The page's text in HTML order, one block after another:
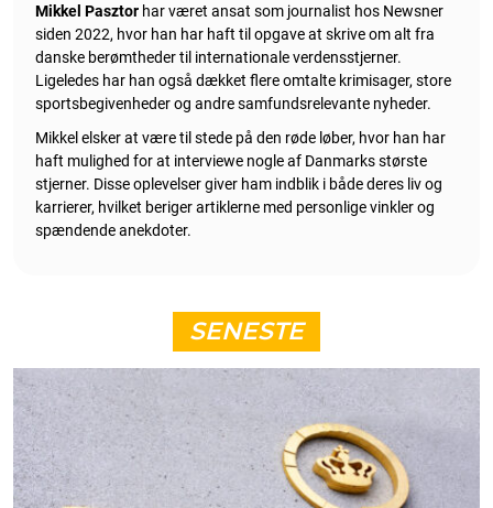
Mikkel Pasztor har været ansat som journalist hos Newsner
siden 2022, hvor han har haft til opgave at skrive om alt fra
danske berømtheder til internationale verdensstjerner.
Ligeledes har han også dækket flere omtalte krimisager, store
sportsbegivenheder og andre samfundsrelevante nyheder.
Mikkel elsker at være til stede på den røde løber, hvor han har
haft mulighed for at interviewe nogle af Danmarks største
stjerner. Disse oplevelser giver ham indblik i både deres liv og
karrierer, hvilket beriger artiklerne med personlige vinkler og
spændende anekdoter.
SENESTE